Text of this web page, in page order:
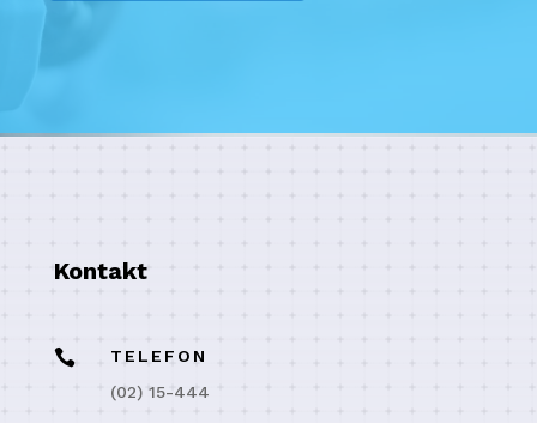
Kontakt

TELEFON
(02) 15-444